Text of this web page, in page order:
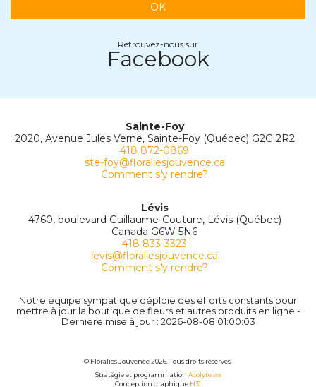
OK
Retrouvez-nous sur
Facebook
Sainte-Foy
2020, Avenue Jules Verne, Sainte-Foy (Québec) G2G 2R2
418 872-0869
ste-foy@floraliesjouvence.ca
Comment s'y rendre?
Lévis
4760, boulevard Guillaume-Couture, Lévis (Québec)
Canada G6W 5N6
418 833-3323
levis@floraliesjouvence.ca
Comment s'y rendre?
Notre équipe sympatique déploie des efforts constants pour
mettre à jour la boutique de fleurs et autres produits en ligne -
Dernière mise à jour : 2026-08-08 01:00:03
© Floralies Jouvence 2026. Tous droits réservés.
Stratégie et programmation Acolyte.ws
Conception graphique H31